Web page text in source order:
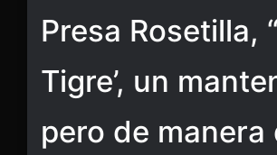
Presa Rosetilla,
Tigre’, un
pero de